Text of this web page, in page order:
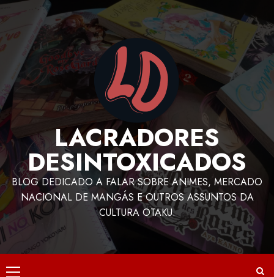
LACRADORES
DESINTOXICADOS
BLOG DEDICADO A FALAR SOBRE ANIMES, MERCADO
NACIONAL DE MANGÁS E OUTROS ASSUNTOS DA
CULTURA OTAKU.